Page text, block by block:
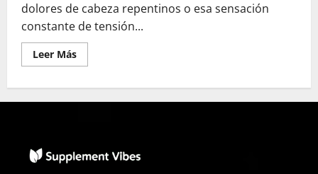
dolores de cabeza repentinos o esa sensación
constante de tensión...
Leer MásLeer
más
de
|
¿Estafa